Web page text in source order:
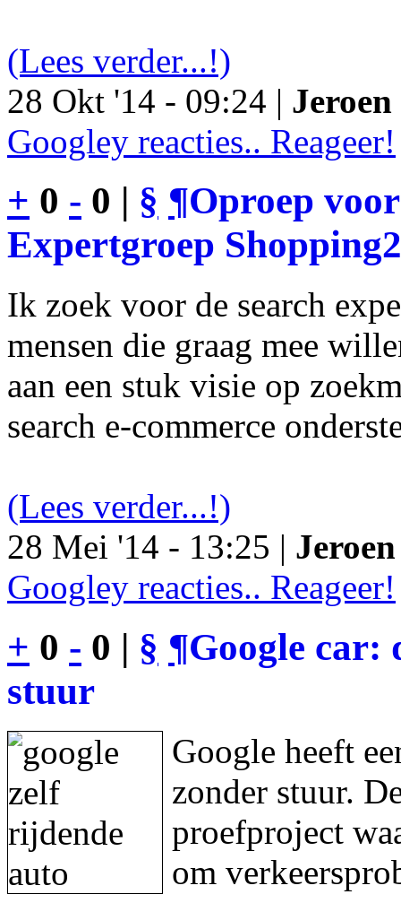
(Lees verder...!)
28 Okt '14 - 09:24 |
Googley reacties.. Reageer!
+ 0 - 0 | § ¶Oproep
Expertgroep
Ik zoek voor de search
mensen die graag mee
aan een stuk visie op
search e-commerce
(Lees verder...!)
28 Mei '14 - 13:25 |
Googley reacties.. Reageer!
+ 0 - 0 | § ¶Google car:
stuur
Google heeft
zonder stuur.
proefproject
om